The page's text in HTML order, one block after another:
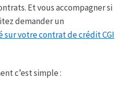
Et vous accompagner si
demander un
votre contrat de crédit CGI
c’est simple :